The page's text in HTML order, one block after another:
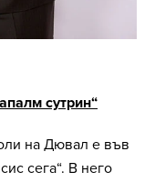
сутрин“
на Дювал е във
сега“. В него